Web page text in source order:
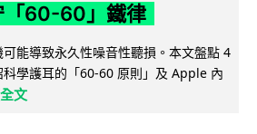
「60-60」鐵律
能導致永久性噪音性聽損。本文盤點 4
學護耳的「60-60 原則」及 Apple 內
文